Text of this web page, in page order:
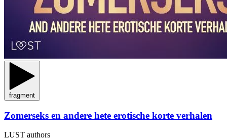
fragment
Zomerseks en andere hete erotische korte verhalen
LUST authors